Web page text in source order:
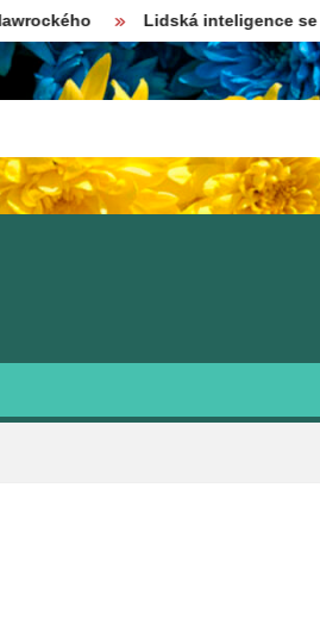
Lidská inteligence se přeceňuje